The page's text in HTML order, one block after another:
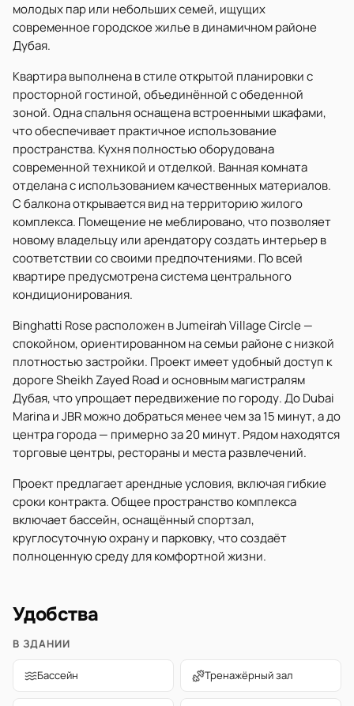
молодых пар или небольших семей, ищущих
современное городское жилье в динамичном районе
Дубая.
Квартира выполнена в стиле открытой планировки с
просторной гостиной, объединённой с обеденной
зоной. Одна спальня оснащена встроенными шкафами,
что обеспечивает практичное использование
пространства. Кухня полностью оборудована
современной техникой и отделкой. Ванная комната
отделана с использованием качественных материалов.
С балкона открывается вид на территорию жилого
комплекса. Помещение не меблировано, что позволяет
новому владельцу или арендатору создать интерьер в
соответствии со своими предпочтениями. По всей
квартире предусмотрена система центрального
кондиционирования.
Binghatti Rose расположен в Jumeirah Village Circle —
спокойном, ориентированном на семьи районе с низкой
плотностью застройки. Проект имеет удобный доступ к
дороге Sheikh Zayed Road и основным магистралям
Дубая, что упрощает передвижение по городу. До Dubai
Marina и JBR можно добраться менее чем за 15 минут, а до
центра города — примерно за 20 минут. Рядом находятся
торговые центры, рестораны и места развлечений.
Проект предлагает арендные условия, включая гибкие
сроки контракта. Общее пространство комплекса
включает бассейн, оснащённый спортзал,
круглосуточную охрану и парковку, что создаёт
полноценную среду для комфортной жизни.
Удобства
В ЗДАНИИ
Бассейн Тренажёрный зал